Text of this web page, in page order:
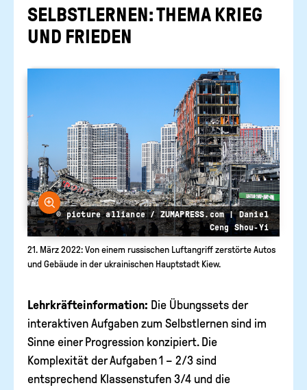
SELBSTLERNEN
MATERIALIEN BESTELLEN &
SELBST­LER­NEN: THEMA KRIEG
UND FRIE­DEN
Bild vergrößern
© picture alliance / ZUMAPRESS.com | Daniel
Ceng Shou-Yi
21. März 2022: Von einem russischen Luftangriff zerstörte Autos
und Gebäude in der ukrainischen Hauptstadt Kiew.
Lehrkräfteinformation: Die Übungssets der
interaktiven Aufgaben zum Selbstlernen sind im
Sinne einer Progression konzipiert. Die
Komplexität der Aufgaben 1 – 2/3 sind
entsprechend Klassenstufen 3/4 und die